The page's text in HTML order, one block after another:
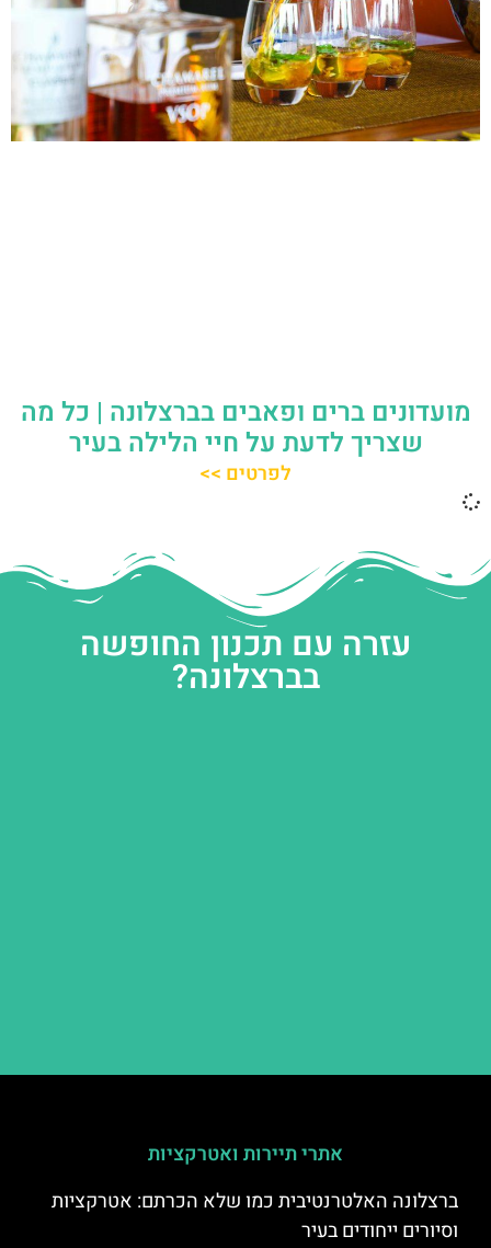
מועדונים ברים ופאבים בברצלונה | כל מה
שצריך לדעת על חיי הלילה בעיר
לפרטים >>
עזרה עם תכנון החופשה
בברצלונה?
אתרי תיירות ואטרקציות
ברצלונה האלטרנטיבית כמו שלא הכרתם: אטרקציות
וסיורים ייחודים בעיר